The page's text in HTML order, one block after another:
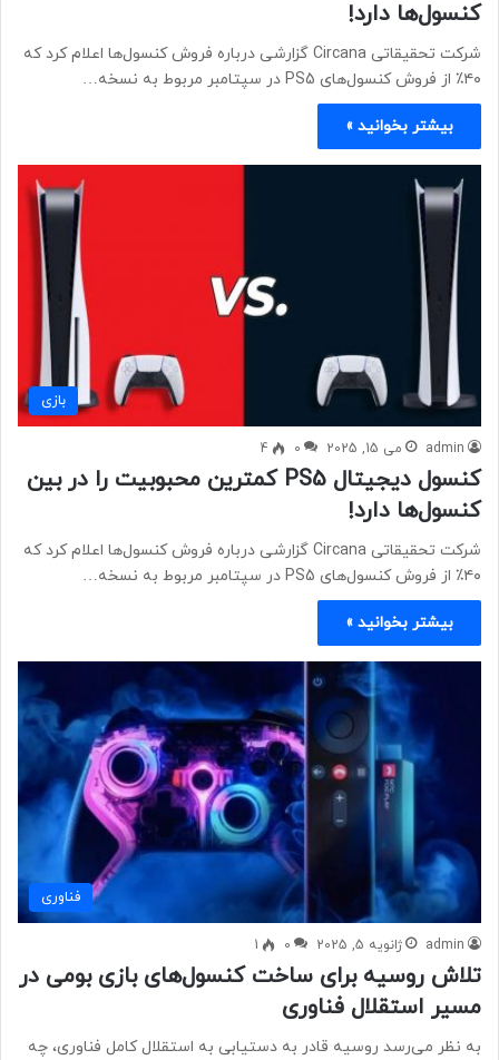
کنسول‌ها دارد!
شرکت تحقیقاتی Circana گزارشی درباره فروش کنسول‌ها اعلام کرد که
۴۰٪ از فروش کنسول‌های PS5 در سپتامبر مربوط به نسخه…
بیشتر بخوانید »
بازی
admin می 15, 2025 0
4
کنسول دیجیتال PS5 کمترین محبوبیت را در بین
کنسول‌ها دارد!
شرکت تحقیقاتی Circana گزارشی درباره فروش کنسول‌ها اعلام کرد که
۴۰٪ از فروش کنسول‌های PS5 در سپتامبر مربوط به نسخه…
بیشتر بخوانید »
فناوری
admin ژانویه 5, 2025 0
1
تلاش روسیه برای ساخت کنسول‌های بازی بومی در
مسیر استقلال فناوری
به نظر می‌رسد روسیه قادر به دستیابی به استقلال کامل فناوری، چه